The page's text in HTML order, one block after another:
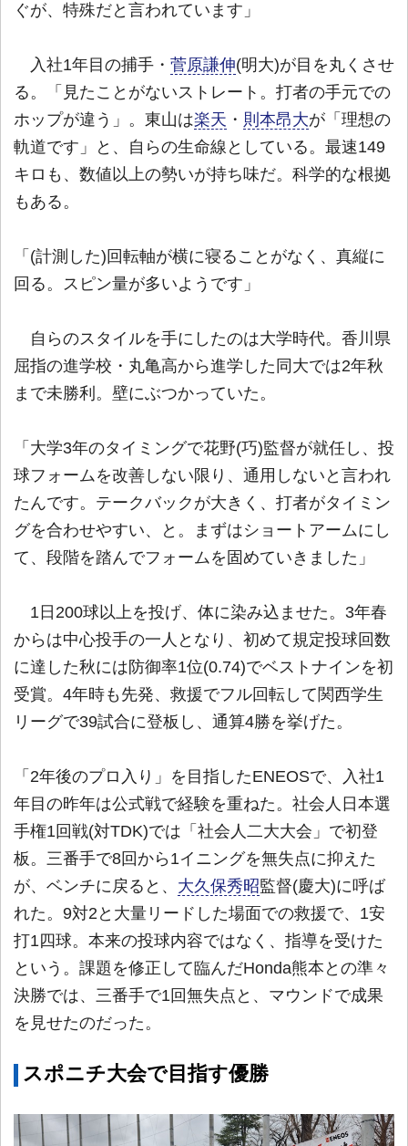
ぐが、特殊だと言われています」
入社1年目の捕手・ 菅原謙伸(明大)が目を丸くさせ
る。「見たことがないストレート。打者の手元での
ホップが違う」。東山は楽天 ・ 則本昂大が「理想の
軌道です」と、自らの生命線としている。最速149
キロも、数値以上の勢いが持ち味だ。科学的な根拠
もある。
「(計測した)回転軸が横に寝ることがなく、真縦に
回る。スピン量が多いようです」
自らのスタイルを手にしたのは大学時代。香川県
屈指の進学校・丸亀高から進学した同大では2年秋
まで未勝利。壁にぶつかっていた。
「大学3年のタイミングで花野(巧)監督が就任し、投
球フォームを改善しない限り、通用しないと言われ
たんです。テークバックが大きく、打者がタイミン
グを合わせやすい、と。まずはショートアームにし
て、段階を踏んでフォームを固めていきました」
1日200球以上を投げ、体に染み込ませた。3年春
からは中心投手の一人となり、初めて規定投球回数
に達した秋には防御率1位(0.74)でベストナインを初
受賞。4年時も先発、救援でフル回転して関西学生
リーグで39試合に登板し、通算4勝を挙げた。
「2年後のプロ入り」を目指したENEOSで、入社1
年目の昨年は公式戦で経験を重ねた。社会人日本選
手権1回戦(対TDK)では「社会人二大大会」で初登
板。三番手で8回から1イニングを無失点に抑えた
が、ベンチに戻ると、 大久保秀昭監督(慶大)に呼ば
れた。9対2と大量リードした場面での救援で、1安
打1四球。本来の投球内容ではなく、指導を受けた
という。課題を修正して臨んだHonda熊本との準々
決勝では、三番手で1回無失点と、マウンドで成果
を見せたのだった。
スポニチ大会で目指す優勝